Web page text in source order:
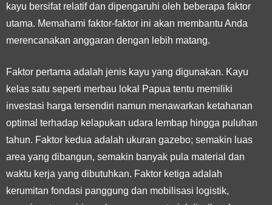
kayu bersifat relatif dan dipengaruhi oleh beberapa faktor
utama. Memahami faktor-faktor ini akan membantu Anda
merencanakan anggaran dengan lebih matang.
Faktor pertama adalah jenis kayu yang digunakan. Kayu
kelas satu seperti merbau lokal Papua tentu memiliki
investasi harga tersendiri namun menawarkan ketahanan
optimal terhadap kelapukan udara lembap hingga puluhan
tahun. Faktor kedua adalah ukuran gazebo; semakin luas
area yang dibangun, semakin banyak pula material dan
waktu kerja yang dibutuhkan. Faktor ketiga adalah
kerumitan fondasi panggung dan mobilisasi logistik,